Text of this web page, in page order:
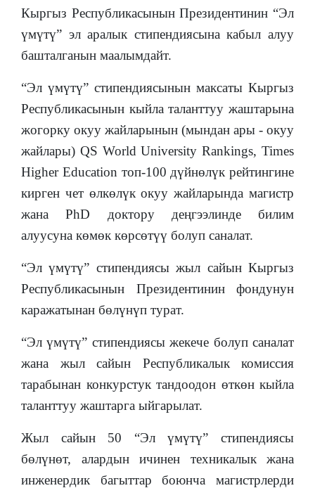
Кыргыз Республикасынын Президентинин “Эл
үмүтү” эл аралык стипендиясына кабыл алуу
башталганын маалымдайт.
“Эл үмүтү” стипендиясынын максаты Кыргыз
Республикасынын кыйла таланттуу жаштарына
жогорку окуу жайларынын (мындан ары - окуу
жайлары) QS World University Rankings, Times
Higher Education топ-100 дүйнөлүк рейтингине
кирген чет өлкөлүк окуу жайларында магистр
жана PhD доктору деңгээлинде билим
алуусуна көмөк көрсөтүү болуп саналат.
“Эл үмүтү” стипендиясы жыл сайын Кыргыз
Республикасынын Президентинин фондунун
каражатынан бөлүнүп турат.
“Эл үмүтү” стипендиясы жекече болуп саналат
жана жыл сайын Республикалык комиссия
тарабынан конкурстук тандоодон өткөн кыйла
таланттуу жаштарга ыйгарылат.
Жыл сайын 50 “Эл үмүтү” стипендиясы
бөлүнөт, алардын ичинен техникалык жана
инженердик багыттар боюнча магистрлерди